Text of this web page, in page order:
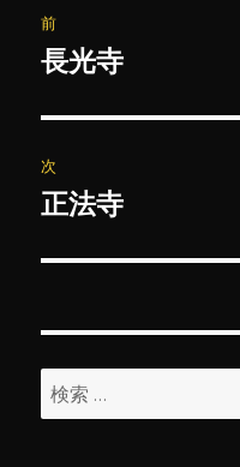
稿
ビ
ゲ
ー
ン
前
前
投
稿:
長光寺
次
次
投
正法寺
検
索: